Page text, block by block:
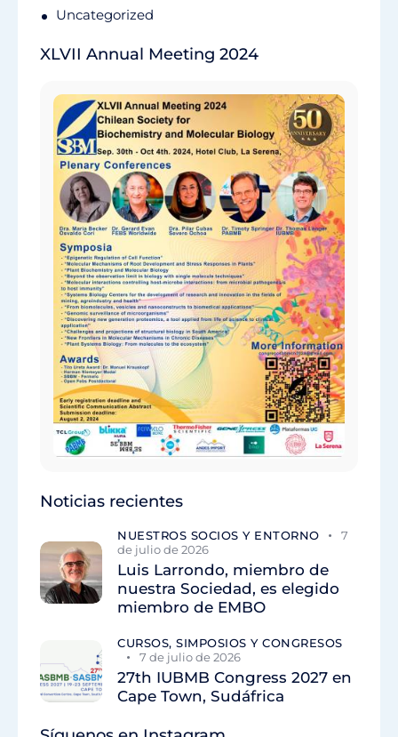
Uncategorized
XLVII Annual Meeting 2024
Noticias recientes
NUESTROS SOCIOS Y ENTORNO
7
de julio de 2026
Luis Larrondo, miembro de
nuestra Sociedad, es elegido
miembro de EMBO
CURSOS, SIMPOSIOS Y CONGRESOS
7 de julio de 2026
27th IUBMB Congress 2027 en
Cape Town, Sudáfrica